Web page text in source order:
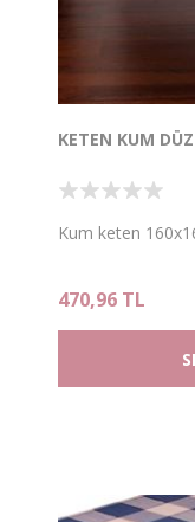
KETEN KUM
Kum keten
470,96 TL